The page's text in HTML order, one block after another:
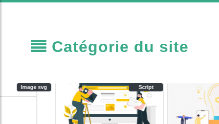
Catégorie du site
Image svg Script